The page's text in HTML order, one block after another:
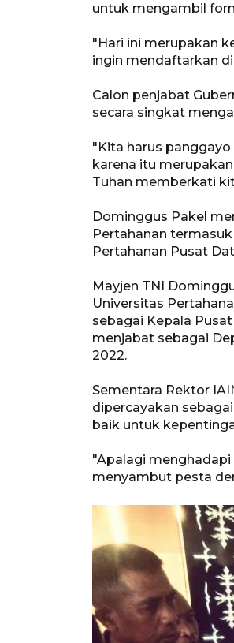
untuk mengambil
"Hari ini merupakan
ingin mendaftarkan
Calon penjabat
secara singkat
"Kita harus
karena itu
Tuhan memberkati
Dominggus Pakel
Pertahanan
Pertahanan Pusat
Mayjen TNI
Universitas
sebagai Kepala
menjabat sebagai
2022.
Sementara Rektor
dipercayakan
baik untuk
"Apalagi
menyambut pesta